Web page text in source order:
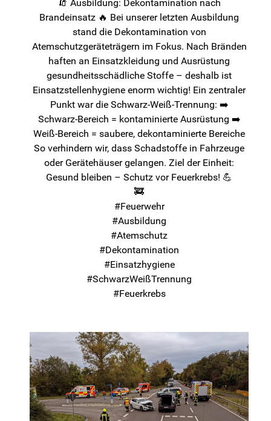
🧯 Ausbildung: Dekontamination nach
Brandeinsatz 🔥 Bei unserer letzten Ausbildung
stand die Dekontamination von
Atemschutzgeräteträgern im Fokus. Nach Bränden
haften an Einsatzkleidung und Ausrüstung
gesundheitsschädliche Stoffe – deshalb ist
Einsatzstellenhygiene enorm wichtig! Ein zentraler
Punkt war die Schwarz-Weiß-Trennung: ➡️
Schwarz-Bereich = kontaminierte Ausrüstung ➡️
Weiß-Bereich = saubere, dekontaminierte Bereiche
So verhindern wir, dass Schadstoffe in Fahrzeuge
oder Gerätehäuser gelangen. Ziel der Einheit:
Gesund bleiben – Schutz vor Feuerkrebs! 💪
🚒
#Feuerwehr
#Ausbildung
#Atemschutz
#Dekontamination
#Einsatzhygiene
#SchwarzWeißTrennung
#Feuerkrebs